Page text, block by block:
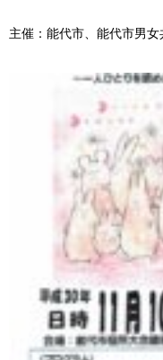
主催：能代市、能代市男